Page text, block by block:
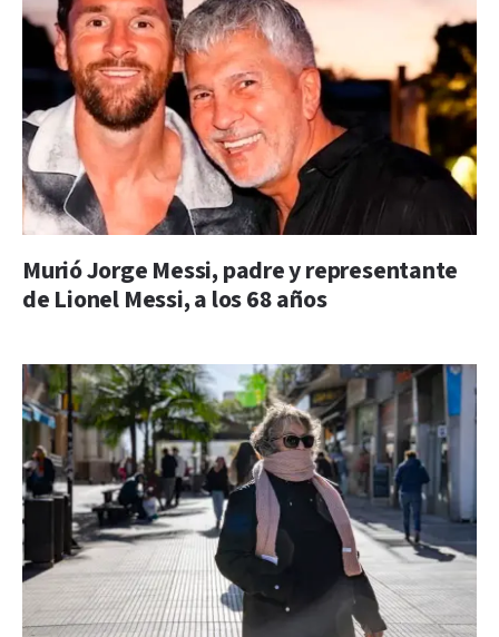
Murió Jorge Messi, padre y representante
de Lionel Messi, a los 68 años